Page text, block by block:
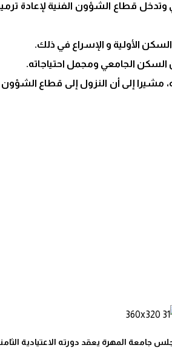
قطاع الشؤون الفنية لإعادة
الأولية و الإسراع في ذلك.
الجامعي ومجمل احتياجاته.
إلى أن النزول إلى قطاع الشؤون
جامعة المهرة يعقد دورته الاعتيادية